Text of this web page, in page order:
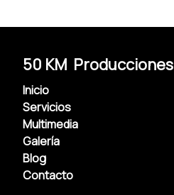
50 KM Producciones
Inicio
Servicios
Multimedia
Galería
Blog
Contacto